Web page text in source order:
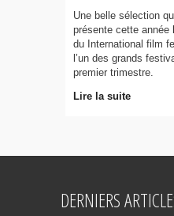
Une belle sélection
présente cette année
du International film
l’un des grands
premier trimestre.
Lire la suite
DERNIERS